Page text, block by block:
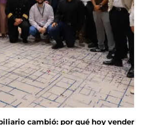
cambió: por qué hoy vender